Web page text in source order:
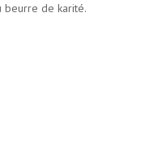
beurre de karité.